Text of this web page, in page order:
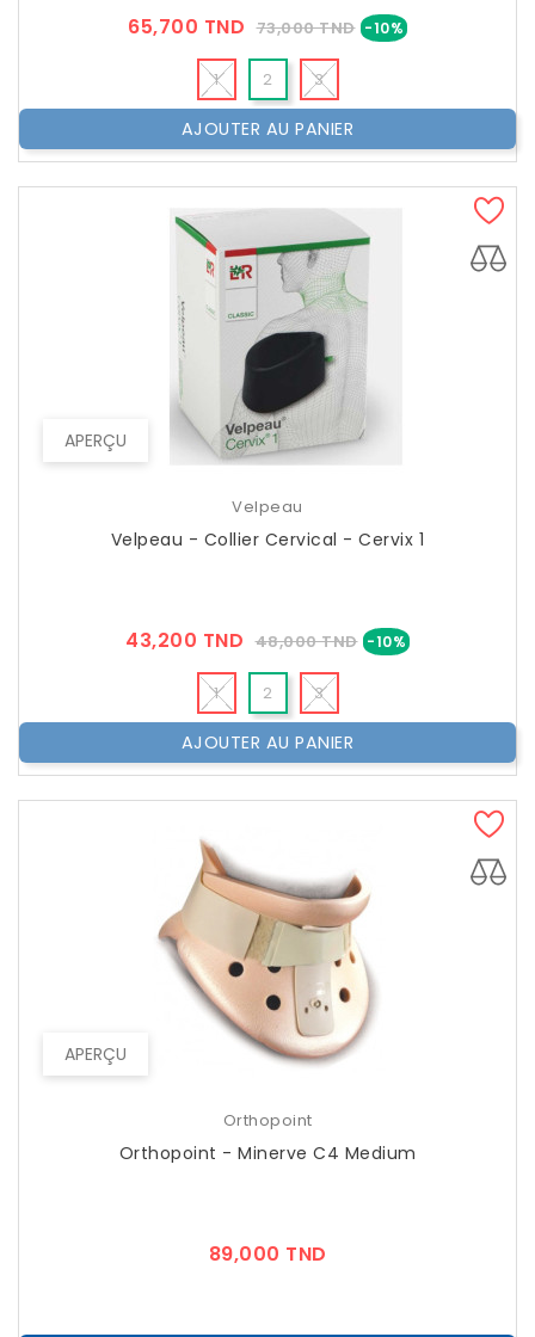
65,700 TND Prix
Public
73,000 TND -10%Prix
1 2 3
AJOUTER AU PANIER
APERÇU
Velpeau
Velpeau - Collier Cervical - Cervix 1
43,200 TND Prix
Public
48,000 TND -10%Prix
1 2 3
AJOUTER AU PANIER
APERÇU
Orthopoint
Orthopoint - Minerve C4 Medium
89,000 TND